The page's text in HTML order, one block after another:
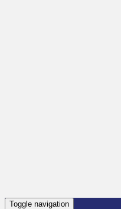
Toggle navigation